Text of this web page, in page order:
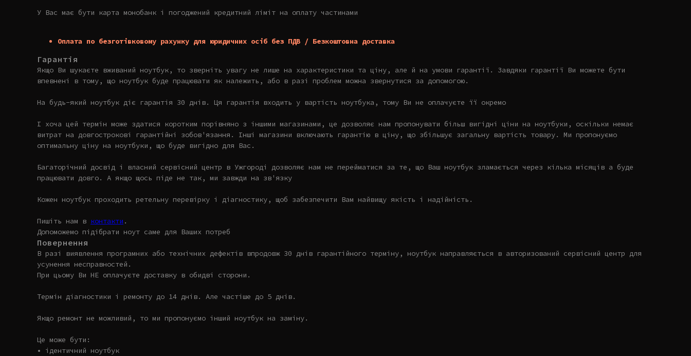
У Вас має бути карта монобанк і погоджений кредитний ліміт на оплату частинами
Оплата по безготівковому рахунку для юридичних осіб без ПДВ / Безкоштовна доставка
Гарантія
Якщо Ви шукаєте вживаний ноутбук, то зверніть увагу не лише на характеристики та ціну, але й на умови гарантії. Завдяки гарантії Ви можете бути
впевнені в тому, що ноутбук буде працювати як належить, або в разі проблем можна звернутися за допомогою.
На будь-який ноутбук діє гарантія 30 днів. Ця гарантія входить у вартість ноутбука, тому Ви не оплачуєте її окремо
І хоча цей термін може здатися коротким порівняно з іншими магазинами, це дозволяє нам пропонувати більш вигідні ціни на ноутбуки, оскільки немає
витрат на довгострокові гарантійні зобов'язання. Інші магазини включають гарантію в ціну, що збільшує загальну вартість товару. Ми пропонуємо
оптимальну ціну на ноутбуки, що буде вигідно для Вас.
Багаторічний досвід і власний сервісний центр в Ужгороді дозволяє нам не перейматися за те, що Ваш ноутбук зламається через кілька місяців а буде
працювати довго. А якщо щось піде не так, ми завжди на зв'язку
Кожен ноутбук проходить ретельну перевірку і діагностику, щоб забезпечити Вам найвищу якість і надійність.
Пишіть нам в контакти .
Допоможемо підібрати ноут саме для Ваших потреб
Повернення
В разі виявлення програмних або технічних дефектів впродовж 30 днів гарантійного терміну, ноутбук направляється в авторизований сервісний центр для
усунення несправностей.
При цьому Ви НЕ оплачуєте доставку в обидві сторони.
Термін діагностики і ремонту до 14 днів. Але частіше до 5 днів.
Якщо ремонт не можливий, то ми пропонуємо інший ноутбук на заміну.
Це може бути:
• ідентичний ноутбук